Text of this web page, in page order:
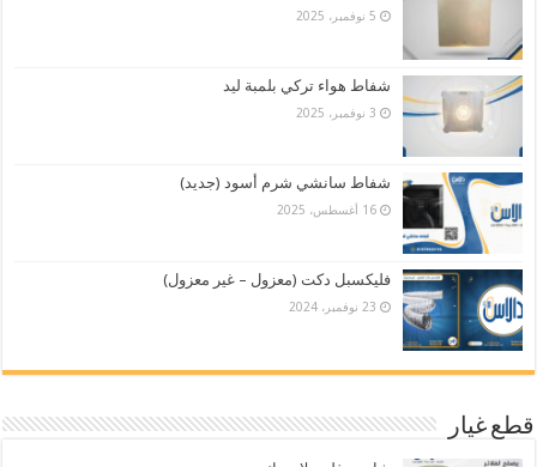
5 نوفمبر، 2025
شفاط هواء تركي بلمبة ليد
3 نوفمبر، 2025
شفاط سانشي شرم أسود (جديد)
16 أغسطس، 2025
فليكسبل دكت (معزول – غير معزول)
23 نوفمبر، 2024
قطع غيار